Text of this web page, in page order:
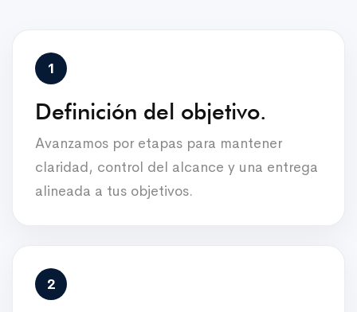
Definición del objetivo.
Avanzamos por etapas para mantener
claridad, control del alcance y una entrega
alineada a tus objetivos.